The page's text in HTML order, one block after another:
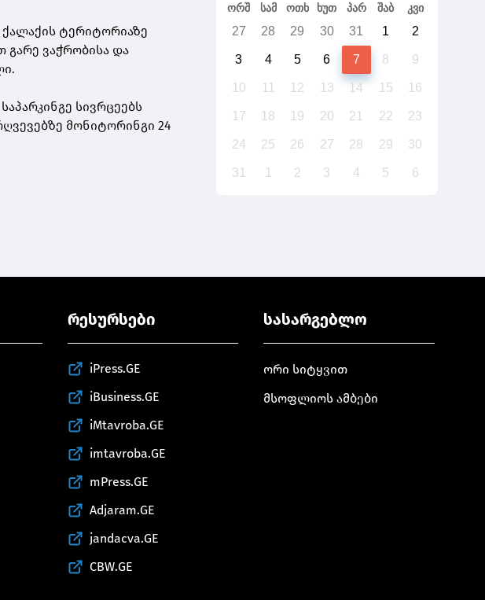
ტერიტორიაზე
გარე ვაჭრობისა და
სივრცეებს
მონიტორინგი 24
ორშ სამ ოთხ ხუთ პარ შაბ კვი
27 28 29 30 31 1 2
3 4 5 6 7 8 9
10 11 12 13 14 15 16
17 18 19 20 21 22 23
24 25 26 27 28 29 30
31 1 2 3 4 5 6
რესურსები
iPress.GE
iBusiness.GE
iMtavroba.GE
imtavroba.GE
mPress.GE
Adjaram.GE
jandacva.GE
CBW.GE
სასარგებლო
ორი სიტყვით
მსოფლიოს ამბები